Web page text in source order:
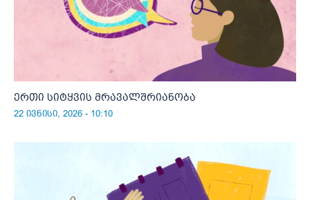
ერთი სიტყვის მრავალშრიანობა
22 ივნისი, 2026 - 10:10